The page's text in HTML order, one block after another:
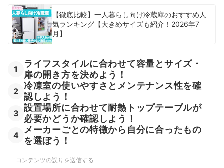
ェック！
【徹底比較】一人暮らし向け冷蔵庫のおすすめ人
気ランキング【大きめサイズも紹介！2026年7
月】
1
ライフスタイルに合わせて容量とサイズ・
扉の開き方を決めよう！
2
冷凍室の使いやすさとメンテナンス性を確
認しよう！
3
設置場所に合わせて耐熱トップテーブルが
必要かどうか確認しよう！
4
メーカーごとの特徴から自分に合ったもの
を選ぼう！
コンテンツの誤りを送信する